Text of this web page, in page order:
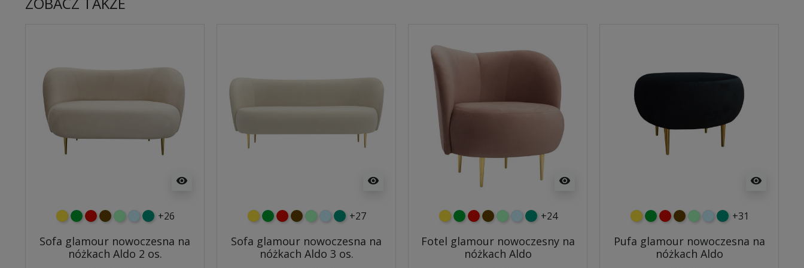
visibility
żółtyzielonyczerwony
czekoladowy
miętowybłękitny
turkusowy
+26
Sofa glamour nowoczesna na
nóżkach Aldo 2 os.
visibility
żółtyzielonyczerwony
czekoladowy
miętowybłękitny
turkusowy
+27
Sofa glamour nowoczesna na
nóżkach Aldo 3 os.
visibility
żółtyzielonyczerwony
czekoladowy
miętowybłękitny
turkusowy
+24
Fotel glamour nowoczesny na
nóżkach Aldo
visibility
żółtyzielonyczerwony
czekoladowy
miętowybłękitny
turkusowy
+31
Pufa glamour nowoczesna na
nóżkach Aldo